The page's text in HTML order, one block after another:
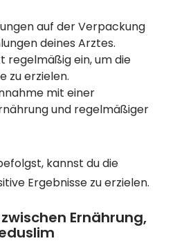
auf der Verpackung
deines Arztes.
regelmäßig ein, um die
zu erzielen.
mit einer
und regelmäßiger
kannst du die
Ergebnisse zu erzielen.
Ernährung,